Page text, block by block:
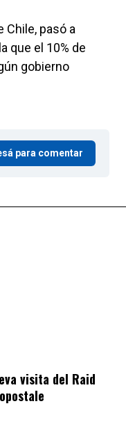
Chile, pasó a
que el 10% de
gobierno
para comentar
visita del Raid